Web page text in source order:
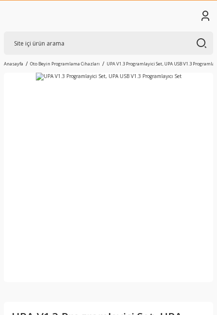
Anasayfa Oto Beyin Programlama Cihazları UPA V1.3 Programlayici Set, UPA USB V1.3